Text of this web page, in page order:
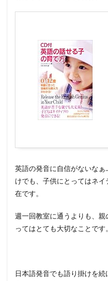
英語の発音に自信がないな
けでも、子供にとってはネ
在です。
週一回教室に通うよりも、
ってはとても大切なことです。
日本語発音でも語り掛けを